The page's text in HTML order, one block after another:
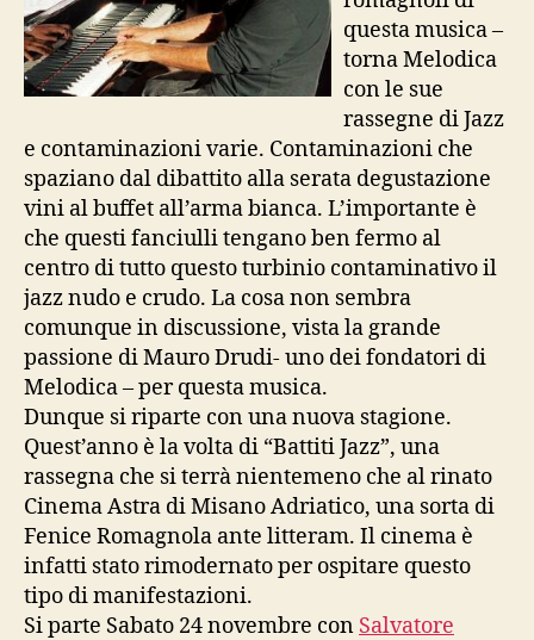
questa musica –
torna Melodica
con le sue
rassegne di Jazz
e contaminazioni varie. Contaminazioni che
spaziano dal dibattito alla serata degustazione
vini al buffet all’arma bianca. L’importante è
che questi fanciulli tengano ben fermo al
centro di tutto questo turbinio contaminativo il
jazz nudo e crudo. La cosa non sembra
comunque in discussione, vista la grande
passione di Mauro Drudi- uno dei fondatori di
Melodica – per questa musica.
Dunque si riparte con una nuova stagione.
Quest’anno è la volta di “Battiti Jazz”, una
rassegna che si terrà nientemeno che al rinato
Cinema Astra di Misano Adriatico, una sorta di
Fenice Romagnola ante litteram. Il cinema è
infatti stato rimodernato per ospitare questo
tipo di manifestazioni.
Si parte Sabato 24 novembre con Salvatore